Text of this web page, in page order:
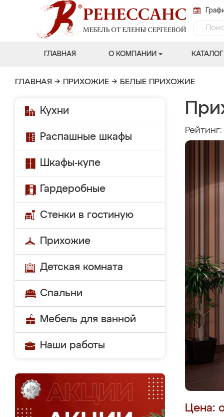
ГЛАВНАЯ О КОМПАНИИ КАТАЛОГ
ГЛАВНАЯ → ПРИХОЖИЕ → БЕЛЫЕ ПРИХОЖИЕ
Кухни
Распашные шкафы
Шкафы-купе
Гардеробные
Стенки в гостиную
Прихожие
Детская комната
Спальни
Мебель для ванной
Наши работы
Рейтинг:
Цена: